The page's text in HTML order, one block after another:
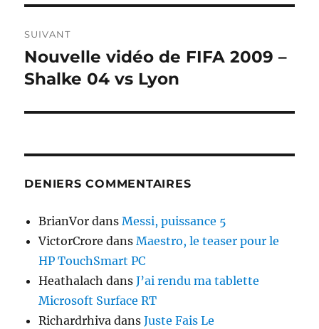
SUIVANT
Publication
suivante :
Nouvelle vidéo de FIFA 2009 –
Shalke 04 vs Lyon
DENIERS COMMENTAIRES
BrianVor dansMessi, puissance 5
VictorCrore dansMaestro, le teaser pour le
HP TouchSmart PC
Heathalach dansJ’ai rendu ma tablette
Microsoft Surface RT
Richardrhiva dansJuste Fais Le